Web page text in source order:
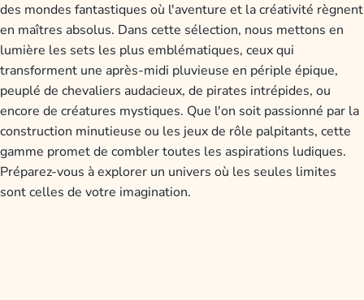
des mondes fantastiques où l'aventure et la créativité règnent
en maîtres absolus. Dans cette sélection, nous mettons en
lumière les sets les plus emblématiques, ceux qui
transforment une après-midi pluvieuse en périple épique,
peuplé de chevaliers audacieux, de pirates intrépides, ou
encore de créatures mystiques. Que l'on soit passionné par la
construction minutieuse ou les jeux de rôle palpitants, cette
gamme promet de combler toutes les aspirations ludiques.
Préparez-vous à explorer un univers où les seules limites
sont celles de votre imagination.